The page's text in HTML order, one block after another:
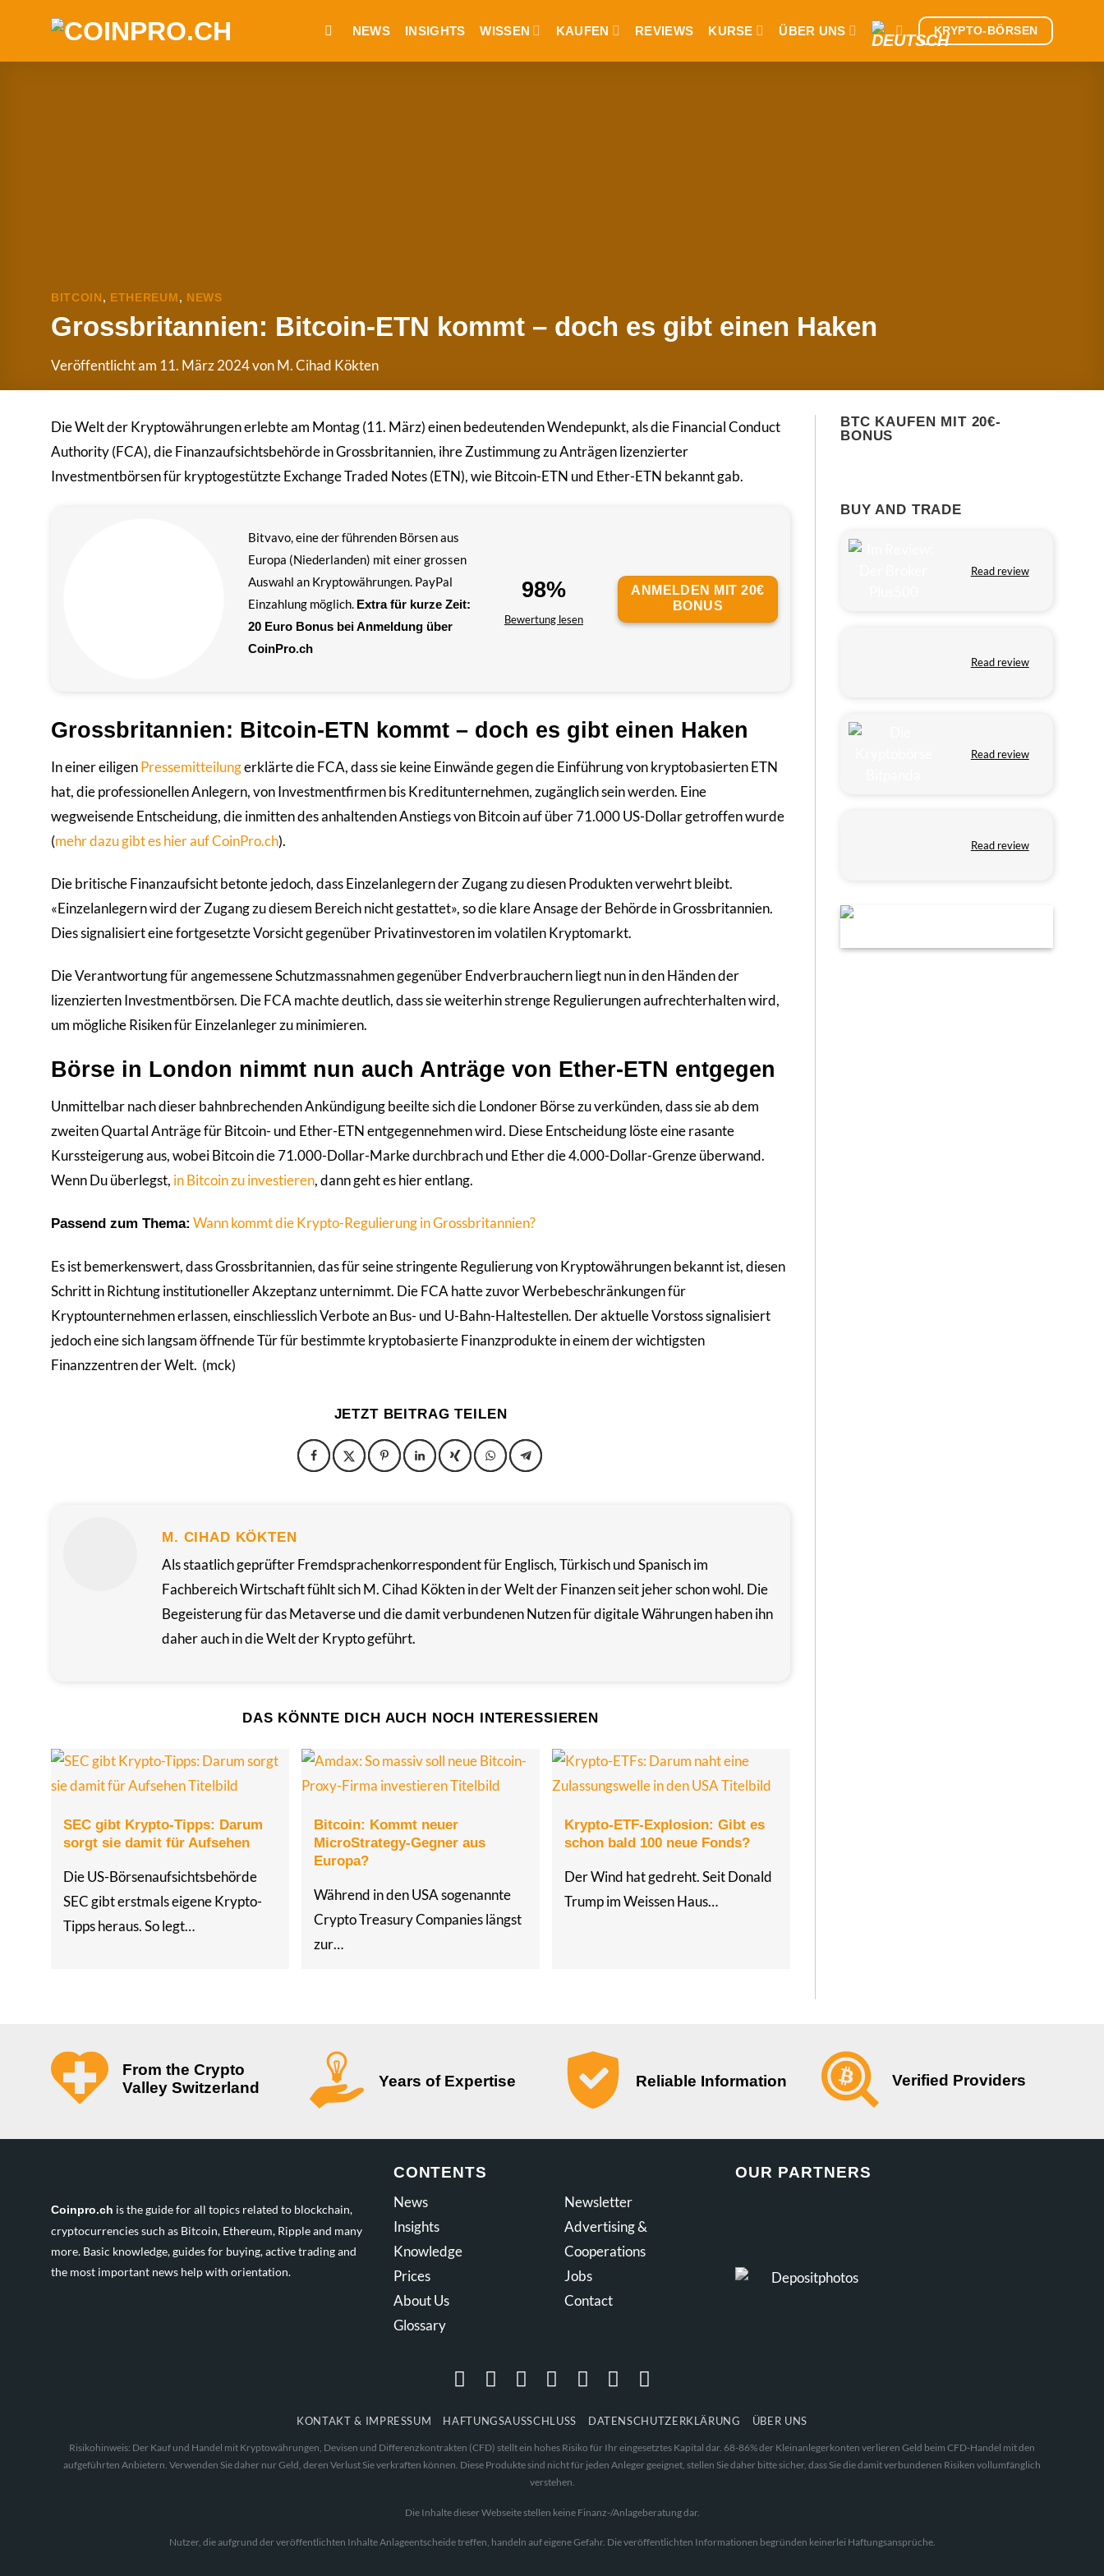
NEWS INSIGHTS WISSEN KAUFEN REVIEWS KURSE ÜBER UNS KRYPTO-BÖRSEN
BITCOIN , ETHEREUM , NEWS
Grossbritannien: Bitcoin-ETN kommt – doch es gibt einen Haken
Veröffentlicht am 11. März 2024vonM. Cihad Kökten
Die Welt der Kryptowährungen erlebte am Montag (11. März) einen bedeutenden Wendepunkt, als die Financial Conduct
Authority (FCA), die Finanzaufsichtsbehörde in Grossbritannien, ihre Zustimmung zu Anträgen lizenzierter
Investmentbörsen für kryptogestützte Exchange Traded Notes (ETN), wie Bitcoin-ETN und Ether-ETN bekannt gab.
Bitvavo, eine der führenden Börsen aus
Europa (Niederlanden) mit einer grossen
Auswahl an Kryptowährungen. PayPal
Einzahlung möglich. Extra für kurze Zeit:
20 Euro Bonus bei Anmeldung über
CoinPro.ch
98%
Bewertung lesen
ANMELDEN MIT 20€
BONUS
Grossbritannien: Bitcoin-ETN kommt – doch es gibt einen Haken
In einer eiligenPressemitteilungerklärte die FCA, dass sie keine Einwände gegen die Einführung von kryptobasierten ETN
hat, die professionellen Anlegern, von Investmentfirmen bis Kreditunternehmen, zugänglich sein werden. Eine
wegweisende Entscheidung, die inmitten des anhaltenden Anstiegs von Bitcoin auf über 71.000 US-Dollar getroffen wurde
(mehr dazu gibt es hier auf CoinPro.ch).
Die britische Finanzaufsicht betonte jedoch, dass Einzelanlegern der Zugang zu diesen Produkten verwehrt bleibt.
«Einzelanlegern wird der Zugang zu diesem Bereich nicht gestattet», so die klare Ansage der Behörde in Grossbritannien.
Dies signalisiert eine fortgesetzte Vorsicht gegenüber Privatinvestoren im volatilen Kryptomarkt.
Die Verantwortung für angemessene Schutzmassnahmen gegenüber Endverbrauchern liegt nun in den Händen der
lizenzierten Investmentbörsen. Die FCA machte deutlich, dass sie weiterhin strenge Regulierungen aufrechterhalten wird,
um mögliche Risiken für Einzelanleger zu minimieren.
Börse in London nimmt nun auch Anträge von Ether-ETN entgegen
Unmittelbar nach dieser bahnbrechenden Ankündigung beeilte sich die Londoner Börse zu verkünden, dass sie ab dem
zweiten Quartal Anträge für Bitcoin- und Ether-ETN entgegennehmen wird. Diese Entscheidung löste eine rasante
Kurssteigerung aus, wobei Bitcoin die 71.000-Dollar-Marke durchbrach und Ether die 4.000-Dollar-Grenze überwand.
Wenn Du überlegst, in Bitcoin zu investieren, dann geht es hier entlang.
Passend zum Thema: Wann kommt die Krypto-Regulierung in Grossbritannien?
Es ist bemerkenswert, dass Grossbritannien, das für seine stringente Regulierung von Kryptowährungen bekannt ist, diesen
Schritt in Richtung institutioneller Akzeptanz unternimmt. Die FCA hatte zuvor Werbebeschränkungen für
Kryptounternehmen erlassen, einschliesslich Verbote an Bus- und U-Bahn-Haltestellen. Der aktuelle Vorstoss signalisiert
jedoch eine sich langsam öffnende Tür für bestimmte kryptobasierte Finanzprodukte in einem der wichtigsten
Finanzzentren der Welt. (mck)
JETZT BEITRAG TEILEN
M. CIHAD KÖKTEN
Als staatlich geprüfter Fremdsprachenkorrespondent für Englisch, Türkisch und Spanisch im
Fachbereich Wirtschaft fühlt sich M. Cihad Kökten in der Welt der Finanzen seit jeher schon wohl. Die
Begeisterung für das Metaverse und die damit verbundenen Nutzen für digitale Währungen haben ihn
daher auch in die Welt der Krypto geführt.
DAS KÖNNTE DICH AUCH NOCH INTERESSIEREN
SEC gibt Krypto-Tipps: Darum
sorgt sie damit für Aufsehen
Die US-Börsenaufsichtsbehörde
SEC gibt erstmals eigene Krypto-
Tipps heraus. So legt…
Bitcoin: Kommt neuer
MicroStrategy-Gegner aus
Europa?
Während in den USA sogenannte
Crypto Treasury Companies längst
zur…
Krypto-ETF-Explosion: Gibt es
schon bald 100 neue Fonds?
Der Wind hat gedreht. Seit Donald
Trump im Weissen Haus…
BTC KAUFEN MIT 20€-
BONUS
BUY AND TRADE
Read review
Read review
Read review
Read review
From the Crypto
Valley Switzerland
Years of Expertise Reliable Information Verified Providers
Coinpro.ch is the guide for all topics related to blockchain,
cryptocurrencies such as Bitcoin, Ethereum, Ripple and many
more. Basic knowledge, guides for buying, active trading and
the most important news help with orientation.
CONTENTS
News
Insights
Knowledge
Prices
About Us
Glossary
Newsletter
Advertising &
Cooperations
Jobs
Contact
OUR PARTNERS
KONTAKT & IMPRESSUM HAFTUNGSAUSSCHLUSS DATENSCHUTZERKLÄRUNG ÜBER UNS
Risikohinweis: Der Kauf und Handel mit Kryptowährungen, Devisen und Differenzkontrakten (CFD) stellt ein hohes Risiko für Ihr eingesetztes Kapital dar. 68-86% der Kleinanlegerkonten verlieren Geld beim CFD-Handel mit den
aufgeführten Anbietern. Verwenden Sie daher nur Geld, deren Verlust Sie verkraften können. Diese Produkte sind nicht für jeden Anleger geeignet, stellen Sie daher bitte sicher, dass Sie die damit verbundenen Risiken vollumfänglich
verstehen.
Die Inhalte dieser Webseite stellen keine Finanz-/Anlageberatung dar.
Nutzer, die aufgrund der veröffentlichten Inhalte Anlageentscheide treffen, handeln auf eigene Gefahr. Die veröffentlichten Informationen begründen keinerlei Haftungsansprüche.